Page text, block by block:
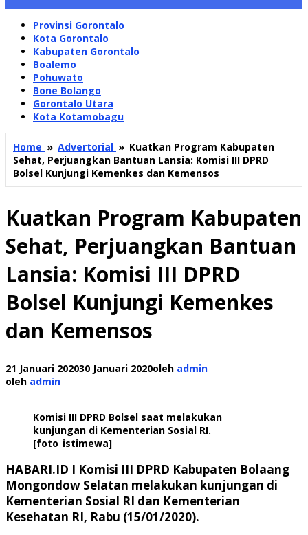
Provinsi Gorontalo
Kota Gorontalo
Kabupaten Gorontalo
Boalemo
Pohuwato
Bone Bolango
Gorontalo Utara
Kota Kotamobagu
Home » Advertorial » Kuatkan Program Kabupaten
Sehat, Perjuangkan Bantuan Lansia: Komisi III DPRD
Bolsel Kunjungi Kemenkes dan Kemensos
Kuatkan Program Kabupaten
Sehat, Perjuangkan Bantuan
Lansia: Komisi III DPRD
Bolsel Kunjungi Kemenkes
dan Kemensos
21 Januari 202030 Januari 2020oleh admin
oleh admin
Komisi III DPRD Bolsel saat melakukan
kunjungan di Kementerian Sosial RI.
[foto_istimewa]
HABARI.ID I Komisi III DPRD Kabupaten Bolaang
Mongondow Selatan melakukan kunjungan di
Kementerian Sosial RI dan Kementerian
Kesehatan RI, Rabu (15/01/2020).